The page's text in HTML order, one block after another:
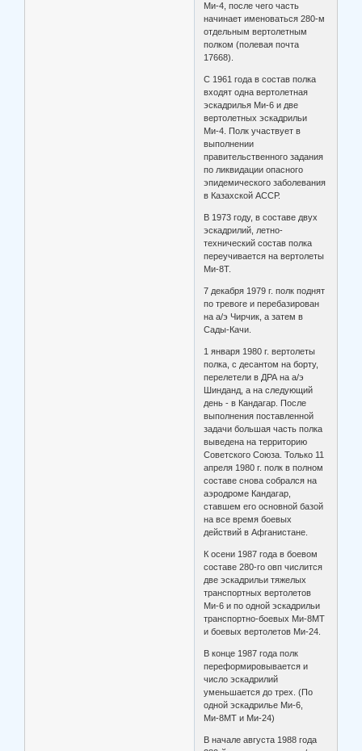
Ми-4, после чего часть
начинает именоваться 280-м
отдельным вертолетным
полком (полевая почта
17668).
С 1961 года в состав полка
входят одна вертолетная
эскадрилья Ми-6 и две
вертолетных эскадрильи
Ми-4. Полк участвует в
выполнении
правительственного задания
по ликвидации опасного
эпидемического заболевания
в Казахской АССР.
В 1973 году, в составе двух
эскадрилий, летно-
технический состав полка
переучивается на вертолеты
Ми-8Т.
7 декабря 1979 г. полк поднят
по тревоге и перебазирован
на а/э Чирчик, а затем в
Сады-Качи.
1 января 1980 г. вертолеты
полка, с десантом на борту,
перелетели в ДРА на а/э
Шинданд, а на следующий
день - в Кандагар. После
выполнения поставленной
задачи большая часть полка
выведена на территорию
Советского Союза. Только 11
апреля 1980 г. полк в полном
составе снова собрался на
аэродроме Кандагар,
ставшем его основной базой
на все время боевых
действий в Афганистане.
К осени 1987 года в боевом
составе 280-го овп числится
две эскадрильи тяжелых
транспортных вертолетов
Ми-6 и по одной эскадрильи
транспортно-боевых Ми-8МТ
и боевых вертолетов Ми-24.
В конце 1987 года полк
переформировывается и
число эскадрилий
уменьшается до трех. (По
одной эскадрилье Ми-6,
Ми-8МТ и Ми-24)
В начале августа 1988 года